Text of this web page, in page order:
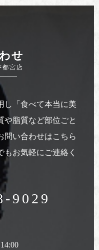
せ
都宮店
し「食べて本当に美
や脂質など部位ごと
問い合わせはこちら
もお気軽にご連絡く
9029
14:00